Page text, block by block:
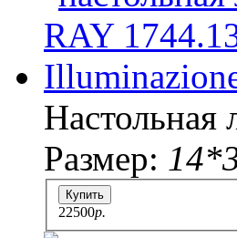
Настольная
Размер:
Купить
22500p.